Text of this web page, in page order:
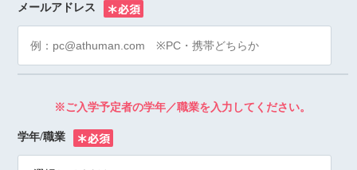
メールアドレス
※ご入学予定者の学年／職業を入力してください。
学年/職業